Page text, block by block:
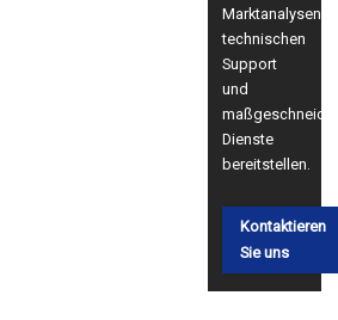
Marktanalysen,
technischen
Support
und
Dienste
bereitstellen.
Kontaktieren
Sie uns